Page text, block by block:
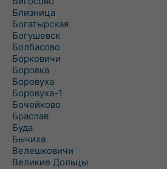
Близница
Богатырская
Богушевск
Болбасово
Борковичи
Боровка
Боровуха
Боровуха-1
Бочейково
Браслав
Буда
Бычиха
Велешковичи
Великие Дольцы